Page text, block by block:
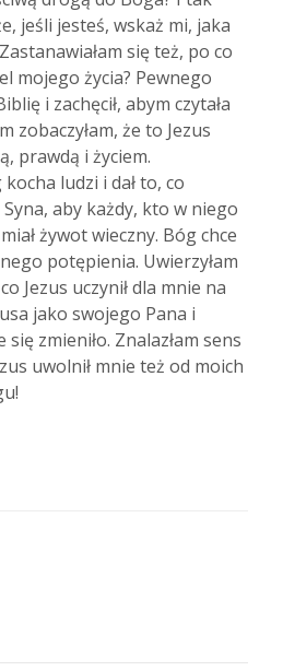
jeśli jesteś, wskaż mi, jaka
się też, po co
mojego życia? Pewnego
i zachęcił, abym czytała
zobaczyłam, że to Jezus
prawdą i życiem.
ludzi i dał to, co
aby każdy, kto w niego
żywot wieczny. Bóg chce
potępienia. Uwierzyłam
Jezus uczynił dla mnie na
jako swojego Pana i
zmieniło. Znalazłam sens
uwolnił mnie też od moich